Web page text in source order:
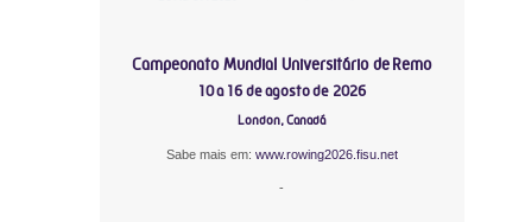
Campeonato Mundial Universitário de Remo
10 a 16 de agosto de 2026
London, Canadá
Sabe mais em: www.rowing2026.fisu.net
-